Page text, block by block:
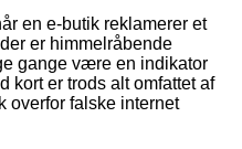
en e-butik reklamerer et
er himmelråbende
gange være en indikator
kort er trods alt omfattet af
overfor falske internet